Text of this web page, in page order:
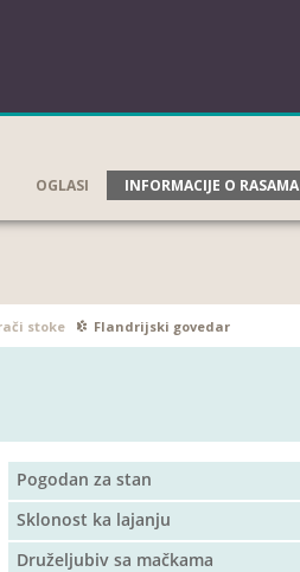
OGLASI INFORMACIJE O RASAMA
stoke Flandrijski govedar
Pogodan za stan
Sklonost ka lajanju
Druželjubiv sa mačkama